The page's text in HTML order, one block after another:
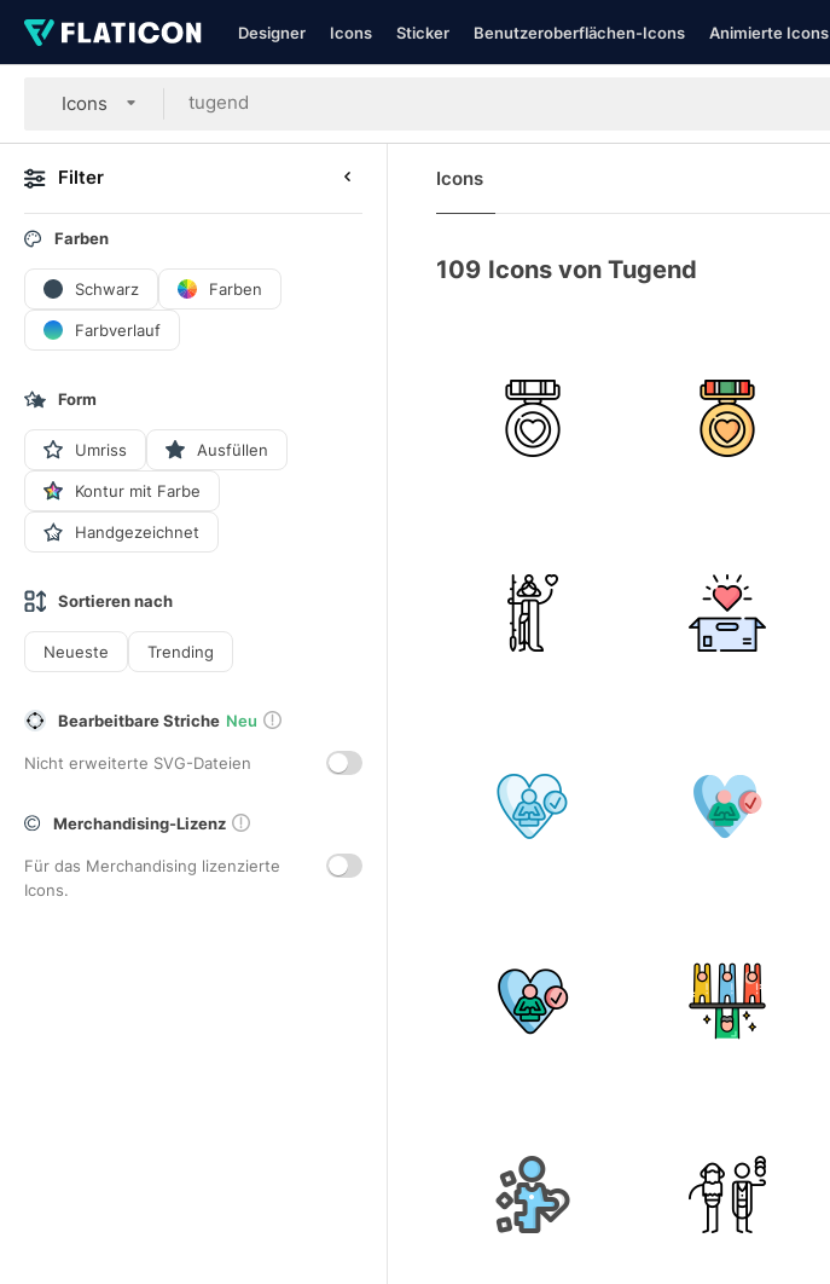
Designer Icons Sticker Benutzeroberflächen-Icons Animierte Icons
Icons
Filter
Farben
Schwarz Farben
Farbverlauf
Form
Umriss Ausfüllen
Kontur mit Farbe
Handgezeichnet
Sortieren nach
Neueste Trending
Bearbeitbare Striche Neu
Nicht erweiterte SVG-Dateien
Merchandising-Lizenz
Für das Merchandising lizenzierte
Icons.
Icons
109 Icons von Tugend